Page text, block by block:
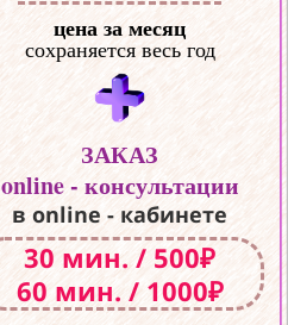
цена за месяц
сохраняется весь год
ЗАКАЗ
online - консультации
в online - кабинете
30 мин. / 500₽
60 мин. / 1000₽